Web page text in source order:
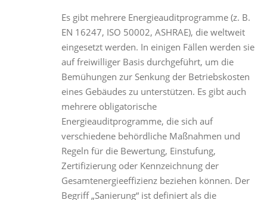
Es gibt mehrere Energieauditprogramme (z. B.
EN 16247, ISO 50002, ASHRAE), die weltweit
eingesetzt werden. In einigen Fällen werden sie
auf freiwilliger Basis durchgeführt, um die
Bemühungen zur Senkung der Betriebskosten
eines Gebäudes zu unterstützen. Es gibt auch
mehrere obligatorische
Energieauditprogramme, die sich auf
verschiedene behördliche Maßnahmen und
Regeln für die Bewertung, Einstufung,
Zertifizierung oder Kennzeichnung der
Gesamtenergieeffizienz beziehen können. Der
Begriff „Sanierung“ ist definiert als die